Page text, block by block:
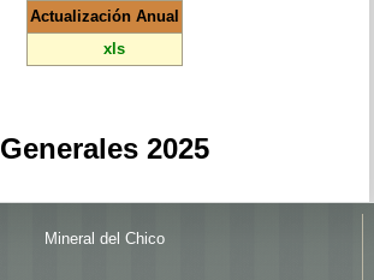
Actualización Anual
xls
Generales 2025
Mineral del Chico